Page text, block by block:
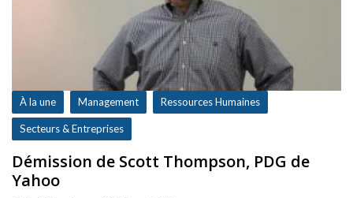
À la une Management Ressources Humaines
Secteurs & Entreprises
Démission de Scott Thompson, PDG de
Yahoo